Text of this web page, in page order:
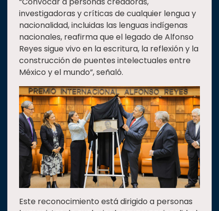
social
Vinculación
Historia
Universiada
Nacional
investigadoras y críticas de cualquier lengua y
nacionalidad, incluidas las lenguas indígenas
nacionales, reafirma que el legado de Alfonso
Reyes sigue vivo en la escritura, la reflexión y la
construcción de puentes intelectuales entre
México y el mundo”, señaló.
Este reconocimiento está dirigido a personas